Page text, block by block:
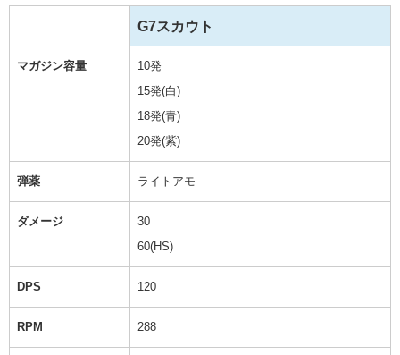
G7スカウト
マガジン容量 10発
15発(白)
18発(青)
20発(紫)
弾薬 ライトアモ
ダメージ 30
60(HS)
DPS 120
RPM 288